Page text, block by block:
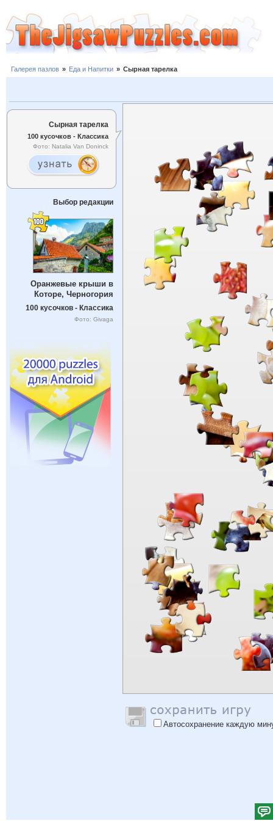
Галерея пазлов » Еда и Напитки » Сырная тарелка
Сырная тарелка
100 кусочков - Классика
Фото: Natalia Van Doninck
Выбор редакции
Оранжевые крыши в
Которе, Черногория
100 кусочков - Классика
Фото: Givaga
Автосохранение каждую